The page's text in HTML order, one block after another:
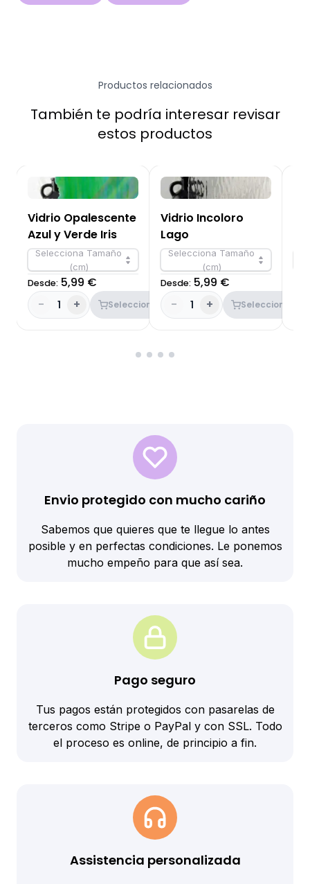
Productos relacionados
También te podría interesar revisar
estos productos
Vidrio Opalescente
Azul y Verde Iris
Selecciona Tamaño
(cm)
Desde: 5,99 €
-
1 + Seleccionar
Vidrio Incoloro
Lago
Selecciona Tamaño
(cm)
Desde: 5,99 €
-
1 + Seleccionar
Envio protegido con mucho cariño
Sabemos que quieres que te llegue lo antes
posible y en perfectas condiciones. Le ponemos
mucho empeño para que así sea.
Pago seguro
Tus pagos están protegidos con pasarelas de
terceros como Stripe o PayPal y con SSL. Todo
el proceso es online, de principio a fin.
Assistencia personalizada